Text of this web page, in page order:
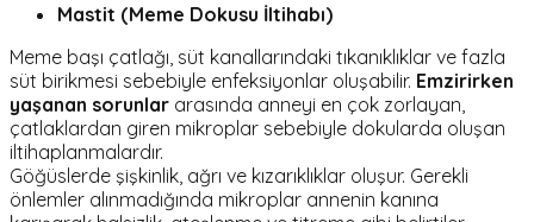
Mastit (Meme Dokusu İltihabı)
Meme başı çatlağı, süt kanallarındaki tıkanıklıklar ve fazla
süt birikmesi sebebiyle enfeksiyonlar oluşabilir. Emzirirken
yaşanan sorunlar arasında anneyi en çok zorlayan,
çatlaklardan giren mikroplar sebebiyle dokularda oluşan
iltihaplanmalardır.
Göğüslerde şişkinlik, ağrı ve kızarıklıklar oluşur. Gerekli
önlemler alınmadığında mikroplar annenin kanına